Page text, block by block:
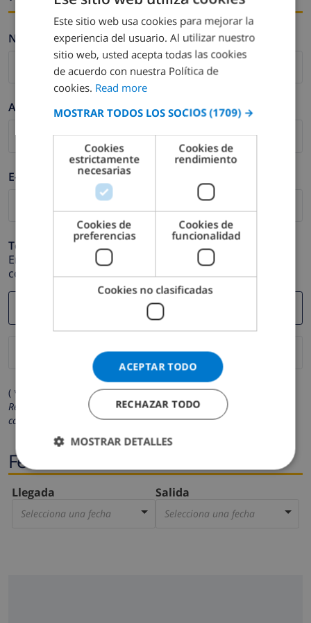
Nombre *
Apellidos *
E-mail *
Teléfono *
En caso de que su dirección de e-mail no funcione
correctamente.
( * Los campos marcados con un asterisco son obligatorios )
Respetamos su privacidad. Sus datos personales no serán
compartidos con ninguna otra persona o empresa.
Fechas
Llegada
Selecciona una fecha
Salida
Selecciona una fecha
ENGLISH
DUTCH
FRENCH
GERMAN
CATALAN
ITALIAN
DANISH
Este sitio web usa cookies para mejorar la
experiencia del usuario. Al utilizar nuestro
sitio web, usted acepta todas las cookies
de acuerdo con nuestra Política de
cookies. Read more
MOSTRAR TODOS LOS SOCIOS (1709) →
Cookies
estrictamente
necesarias
Cookies de
rendimiento
Cookies de
preferencias
Cookies de
funcionalidad
Cookies no clasificadas
ACEPTAR TODO
RECHAZAR TODO
MOSTRAR DETALLES